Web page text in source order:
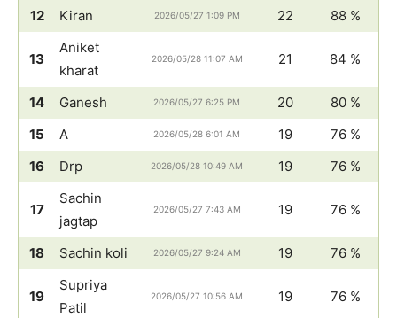
12
Kiran 2026/05/27 1:09 PM 22 88 %
13
Aniket
kharat
2026/05/28 11:07 AM 21 84 %
14 Ganesh 2026/05/27 6:25 PM 20
80 %
15
A 2026/05/28 6:01 AM 19
76 %
16
Drp 2026/05/28 10:49 AM 19 76 %
17
Sachin
jagtap
2026/05/27 7:43 AM 19 76 %
18 Sachin koli 2026/05/27 9:24 AM 19 76 %
19
Supriya
Patil
2026/05/27 10:56 AM 19 76 %